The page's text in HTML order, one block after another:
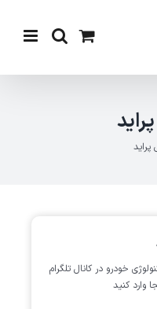
خودرو در کانال تلگرام
وارد کنید